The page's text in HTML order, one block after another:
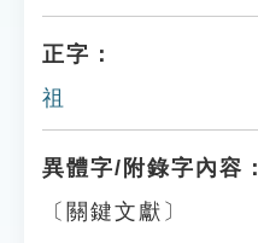
正字：
祖
異體字/附錄字內容：
〔關鍵文獻〕